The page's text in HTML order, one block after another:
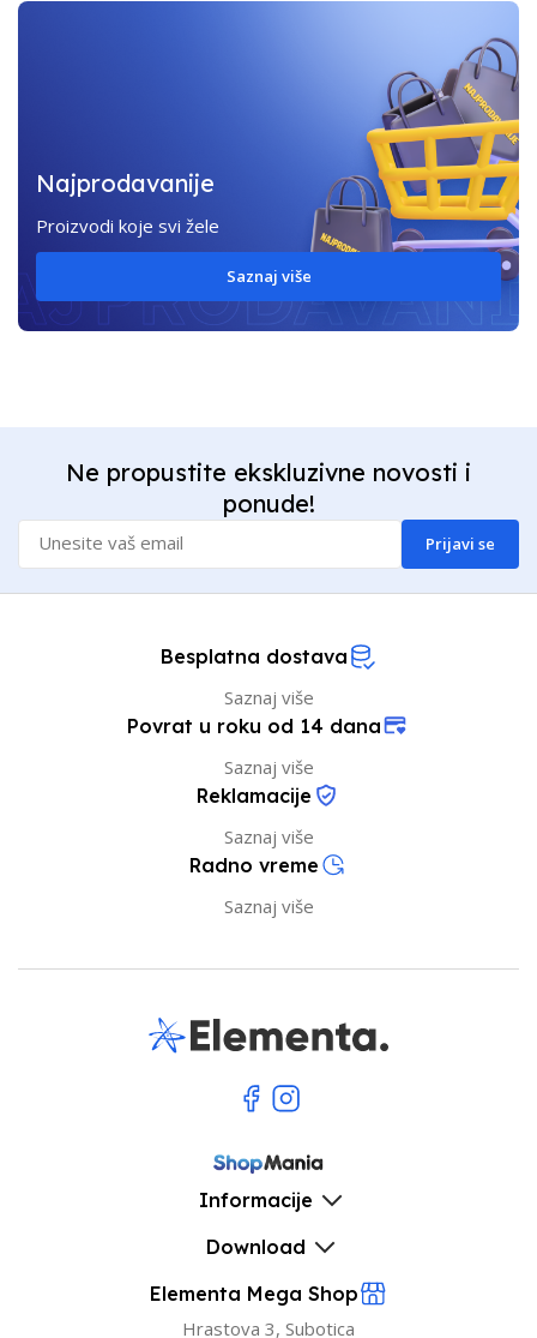
Najprodavanije
Proizvodi koje svi žele
Saznaj više
Ne propustite ekskluzivne novosti i
ponude!
Prijavi se
Besplatna dostava
Saznaj više
Povrat u roku od 14 dana
Saznaj više
Reklamacije
Saznaj više
Radno vreme
Saznaj više
Informacije
Download
Elementa Mega Shop
Hrastova 3, Subotica